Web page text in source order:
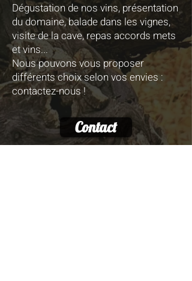
Dégustation de nos vins, présentation
du domaine, balade dans les vignes,
visite de la cave, repas accords mets
et vins...
Nous pouvons vous proposer
différents choix selon vos envies :
contactez-nous !
Contact